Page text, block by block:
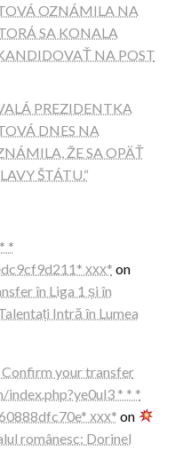
OZNÁMILA NA
SA KONALA
NA POST
PREZIDENTKA
DNES NA
ŽE SA OPÄŤ
ŠTÁTU.“
*
ххх* on
în Liga 1 și în
Intră în Lumea
your transfer
* * *
ххх* on
românesc: Dorinel